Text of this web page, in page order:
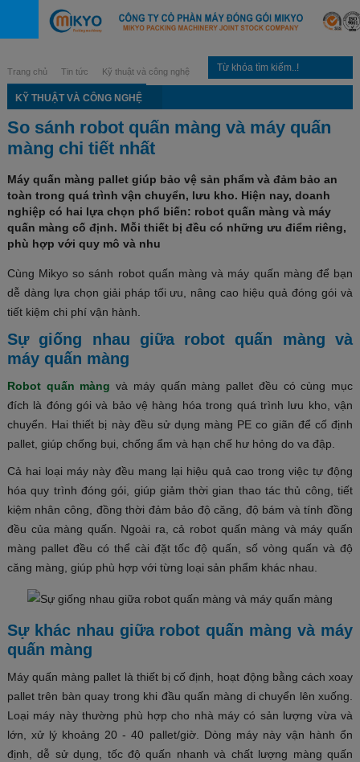
Trang chủ Tin tức Kỹ thuật và công nghệ
KỸ THUẬT VÀ CÔNG NGHỆ
So sánh robot quấn màng và máy quấn
màng chi tiết nhất
Máy quấn màng pallet giúp bảo vệ sản phẩm và đảm bảo an
toàn trong quá trình vận chuyển, lưu kho. Hiện nay, doanh
nghiệp có hai lựa chọn phổ biến: robot quấn màng và máy
quấn màng cố định. Mỗi thiết bị đều có những ưu điểm riêng,
phù hợp với quy mô và nhu
Cùng Mikyo so sánh robot quấn màng và máy quấn màng để bạn
dễ dàng lựa chọn giải pháp tối ưu, nâng cao hiệu quả đóng gói và
tiết kiệm chi phí vận hành.
Sự giống nhau giữa robot quấn màng và
máy quấn màng
Robot quấn màngvà máy quấn màng pallet đều có cùng mục
đích là đóng gói và bảo vệ hàng hóa trong quá trình lưu kho, vận
chuyển. Hai thiết bị này đều sử dụng màng PE co giãn để cố định
pallet, giúp chống bụi, chống ẩm và hạn chế hư hỏng do va đập.
Cả hai loại máy này đều mang lại hiệu quả cao trong việc tự động
hóa quy trình đóng gói, giúp giảm thời gian thao tác thủ công, tiết
kiệm nhân công, đồng thời đảm bảo độ căng, độ bám và tính đồng
đều của màng quấn. Ngoài ra, cả robot quấn màng và máy quấn
màng pallet đều có thể cài đặt tốc độ quấn, số vòng quấn và độ
căng màng, giúp phù hợp với từng loại sản phẩm khác nhau.
Sự khác nhau giữa robot quấn màng và máy
quấn màng
Máy quấn màng pallet là thiết bị cố định, hoạt động bằng cách xoay
pallet trên bàn quay trong khi đầu quấn màng di chuyển lên xuống.
Loại máy này thường phù hợp cho nhà máy có sản lượng vừa và
lớn, xử lý khoảng 20 - 40 pallet/giờ. Dòng máy này vận hành ổn
định, dễ sử dụng, tốc độ quấn nhanh và chất lượng màng quấn